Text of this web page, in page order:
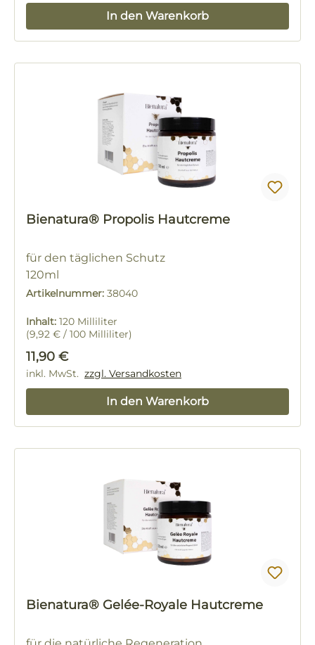
In den Warenkorb
Bienatura® Propolis Hautcreme
für den täglichen Schutz
120ml
Artikelnummer: 38040
Inhalt: 120 Milliliter
(9,92 € / 100 Milliliter)
Regulärer Preis:
11,90 €
inkl. MwSt. zzgl. Versandkosten
In den Warenkorb
Bienatura® Gelée-Royale Hautcreme